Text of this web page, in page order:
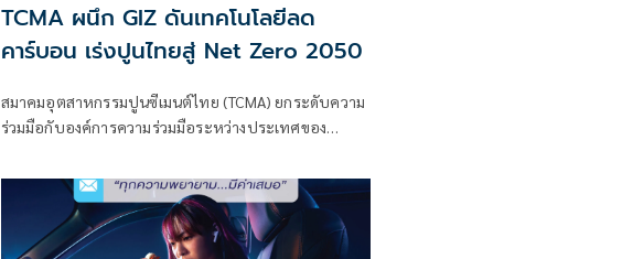
TCMA ผนึก GIZ ดันเทคโนโลยีลด
คาร์บอน เร่งปูนไทยสู่ Net Zero 2050
สมาคมอุตสาหกรรมปูนซีเมนต์ไทย (TCMA) ยกระดับความ
ร่วมมือกับองค์การความร่วมมือระหว่างประเทศของ
เป้าหมาย Net Zero 2050 ผ่านเวที TCMA x GIZ at TCMA
Technical Conference 2026 ตอกย้ำทิศทางการลงมือทำ